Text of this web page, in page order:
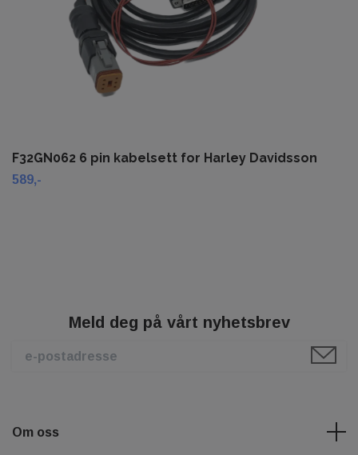
F32GN062 6 pin kabelsett for Harley Davidsson
589,-
Meld deg på vårt nyhetsbrev
Om oss